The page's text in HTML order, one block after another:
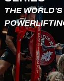
THE WORLD'S